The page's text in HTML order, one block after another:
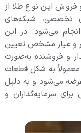
فروش این نوع طلا از
تخصصی، شبکه‌های
می‌شود. در این
و عیار مشخص تعیین
و فروشنده به‌صورت
به شکل قطعات
می‌شود و به دلیل
سرمایه‌گذاران و